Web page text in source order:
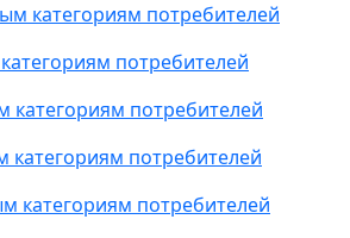
категориям потребителей
потребителей
потребителей
потребителей
категориям потребителей